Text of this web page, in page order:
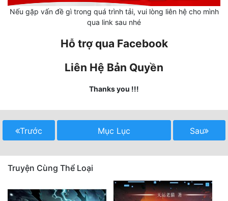
Làm Giàu
Ngược
Nữ Phụ
Phong Thủy - Tâm Linh
Nếu gặp vấn đề gì trong quá trình tải, vui lòng liên hệ cho mình
qua link sau nhé
Hỗ trợ qua Facebook
Liên Hệ Bản Quyền
Thanks you !!!
Trước Mục Lục Sau
Truyện Cùng Thể Loại